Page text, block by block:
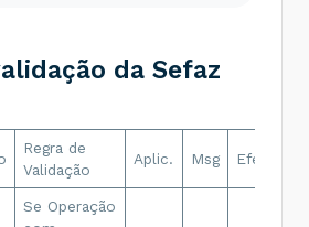
>
-->
CNPJ 33088725000132
xNome >NF-E EMITIDA EM
DE HOMOLOGACAO - SEM
FISCAL</xNome>
enderDest>
da Sefaz
Regra de
Validação
Aplic. Msg Efeito
Se Operação